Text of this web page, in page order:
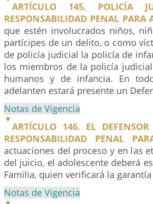
ARTÍCULO 145. POLICÍA
RESPONSABILIDAD PENAL PARA
que estén involucrados niños,
partícipes de un delito, o como
de policía judicial la policía de
los miembros de la policía
humanos y de infancia. En
adelanten estará presente un
Notas de Vigencia
ARTÍCULO 146. EL
RESPONSABILIDAD PENAL
actuaciones del proceso y en las
del juicio, el adolescente deberá
Familia, quien verificará la
Notas de Vigencia